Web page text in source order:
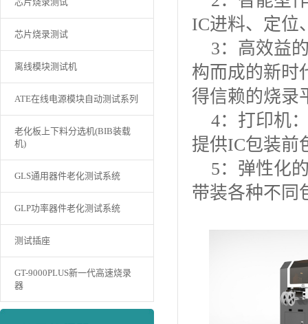
芯片烧录测试
离线模块测试机
ATE在线电源模块自动测试系列
老化板上下料分选机(BIB装载
机)
GLS通用器件老化测试系统
GLP功率器件老化测试系统
测试插座
GT-9000PLUS新一代高速烧录
器
IC进料、定位
3：高效益
构而成的新时
得信赖的烧录
4：打印机
提供IC包装前
5：弹性化
带装各种不同